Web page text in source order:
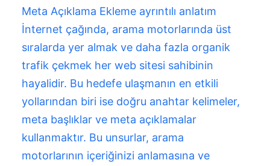
Meta Açıklama Ekleme ayrıntılı anlatım
İnternet çağında, arama motorlarında üst
sıralarda yer almak ve daha fazla organik
trafik çekmek her web sitesi sahibinin
hayalidir. Bu hedefe ulaşmanın en etkili
yollarından biri ise doğru anahtar kelimeler,
meta başlıklar ve meta açıklamalar
kullanmaktır. Bu unsurlar, arama
motorlarının içeriğinizi anlamasına ve